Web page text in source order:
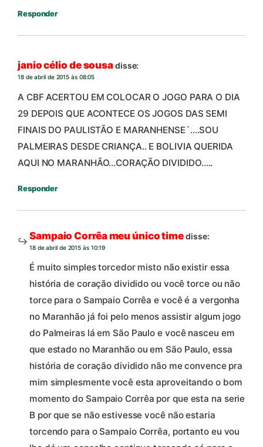
Responder
janio célio de sousadisse:
18 de abril de 2015 às 08:05
A CBF ACERTOU EM COLOCAR O JOGO PARA O DIA
29 DEPOIS QUE ACONTECE OS JOGOS DAS SEMI
FINAIS DO PAULISTÃO E MARANHENSE´….SOU
PALMEIRAS DESDE CRIANÇA.. E BOLIVIA QUERIDA
AQUI NO MARANHÃO…CORAÇÃO DIVIDIDO…..
Responder
Sampaio Corrêa meu único timedisse:
18 de abril de 2015 às 10:19
É muito simples torcedor misto não existir essa
história de coração dividido ou você torce ou não
torce para o Sampaio Corrêa e você é a vergonha
no Maranhão já foi pelo menos assistir algum jogo
do Palmeiras lá em São Paulo e você nasceu em
que estado no Maranhão ou em São Paulo, essa
história de coração dividido não me convence pra
mim simplesmente você esta aproveitando o bom
momento do Sampaio Corrêa por que esta na serie
B por que se não estivesse você não estaria
torcendo para o Sampaio Corrêa, portanto eu vou